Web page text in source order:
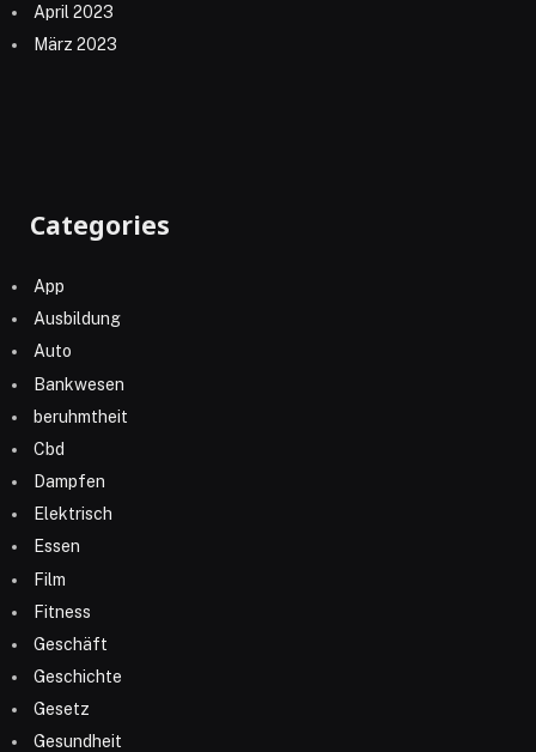
April 2023
März 2023
Categories
App
Ausbildung
Auto
Bankwesen
beruhmtheit
Cbd
Dampfen
Elektrisch
Essen
Film
Fitness
Geschäft
Geschichte
Gesetz
Gesundheit